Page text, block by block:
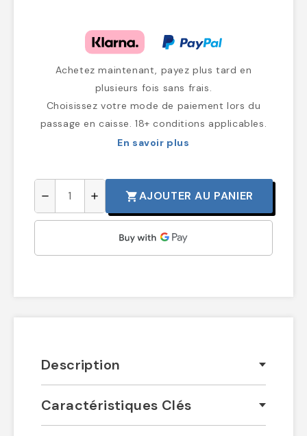
Achetez maintenant, payez plus tard en
plusieurs fois sans frais.
Choisissez votre mode de paiement lors du
passage en caisse. 18+ conditions applicables.
En savoir plus
remove add shopping_cartAJOUTER AU PANIER
Description
Caractéristiques Clés